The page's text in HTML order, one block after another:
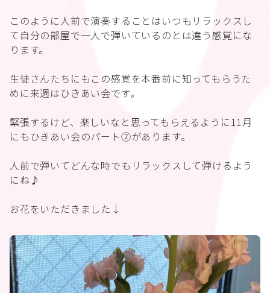
このように人前で演奏することはいつもリラックスし
て自分の部屋で一人で弾いているのとは違う感覚にな
ります。
生徒さんたちにもこの感覚を本番前に知ってもらうた
めに来週はひきあい会です。
緊張するけど、楽しいなと思ってもらえるように11月
にもひきあい会のパート②があります。
人前で弾いてどんな時でもリラックスして弾けるよう
にね♪
お花をいただきました↓